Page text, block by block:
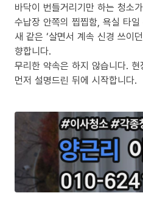
바닥이 번들거리기만 하는 청소
수납장 안쪽의 찝찝함, 욕실 타
새 같은 ‘살면서 계속 신경 쓰이
향합니다.
무리한 약속은 하지 않습니다.
먼저 설명드린 뒤에 시작합니다.